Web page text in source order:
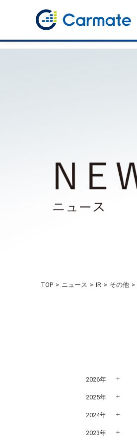
TOP ニュース IR その他
2026年
2025年
2024年
2023年